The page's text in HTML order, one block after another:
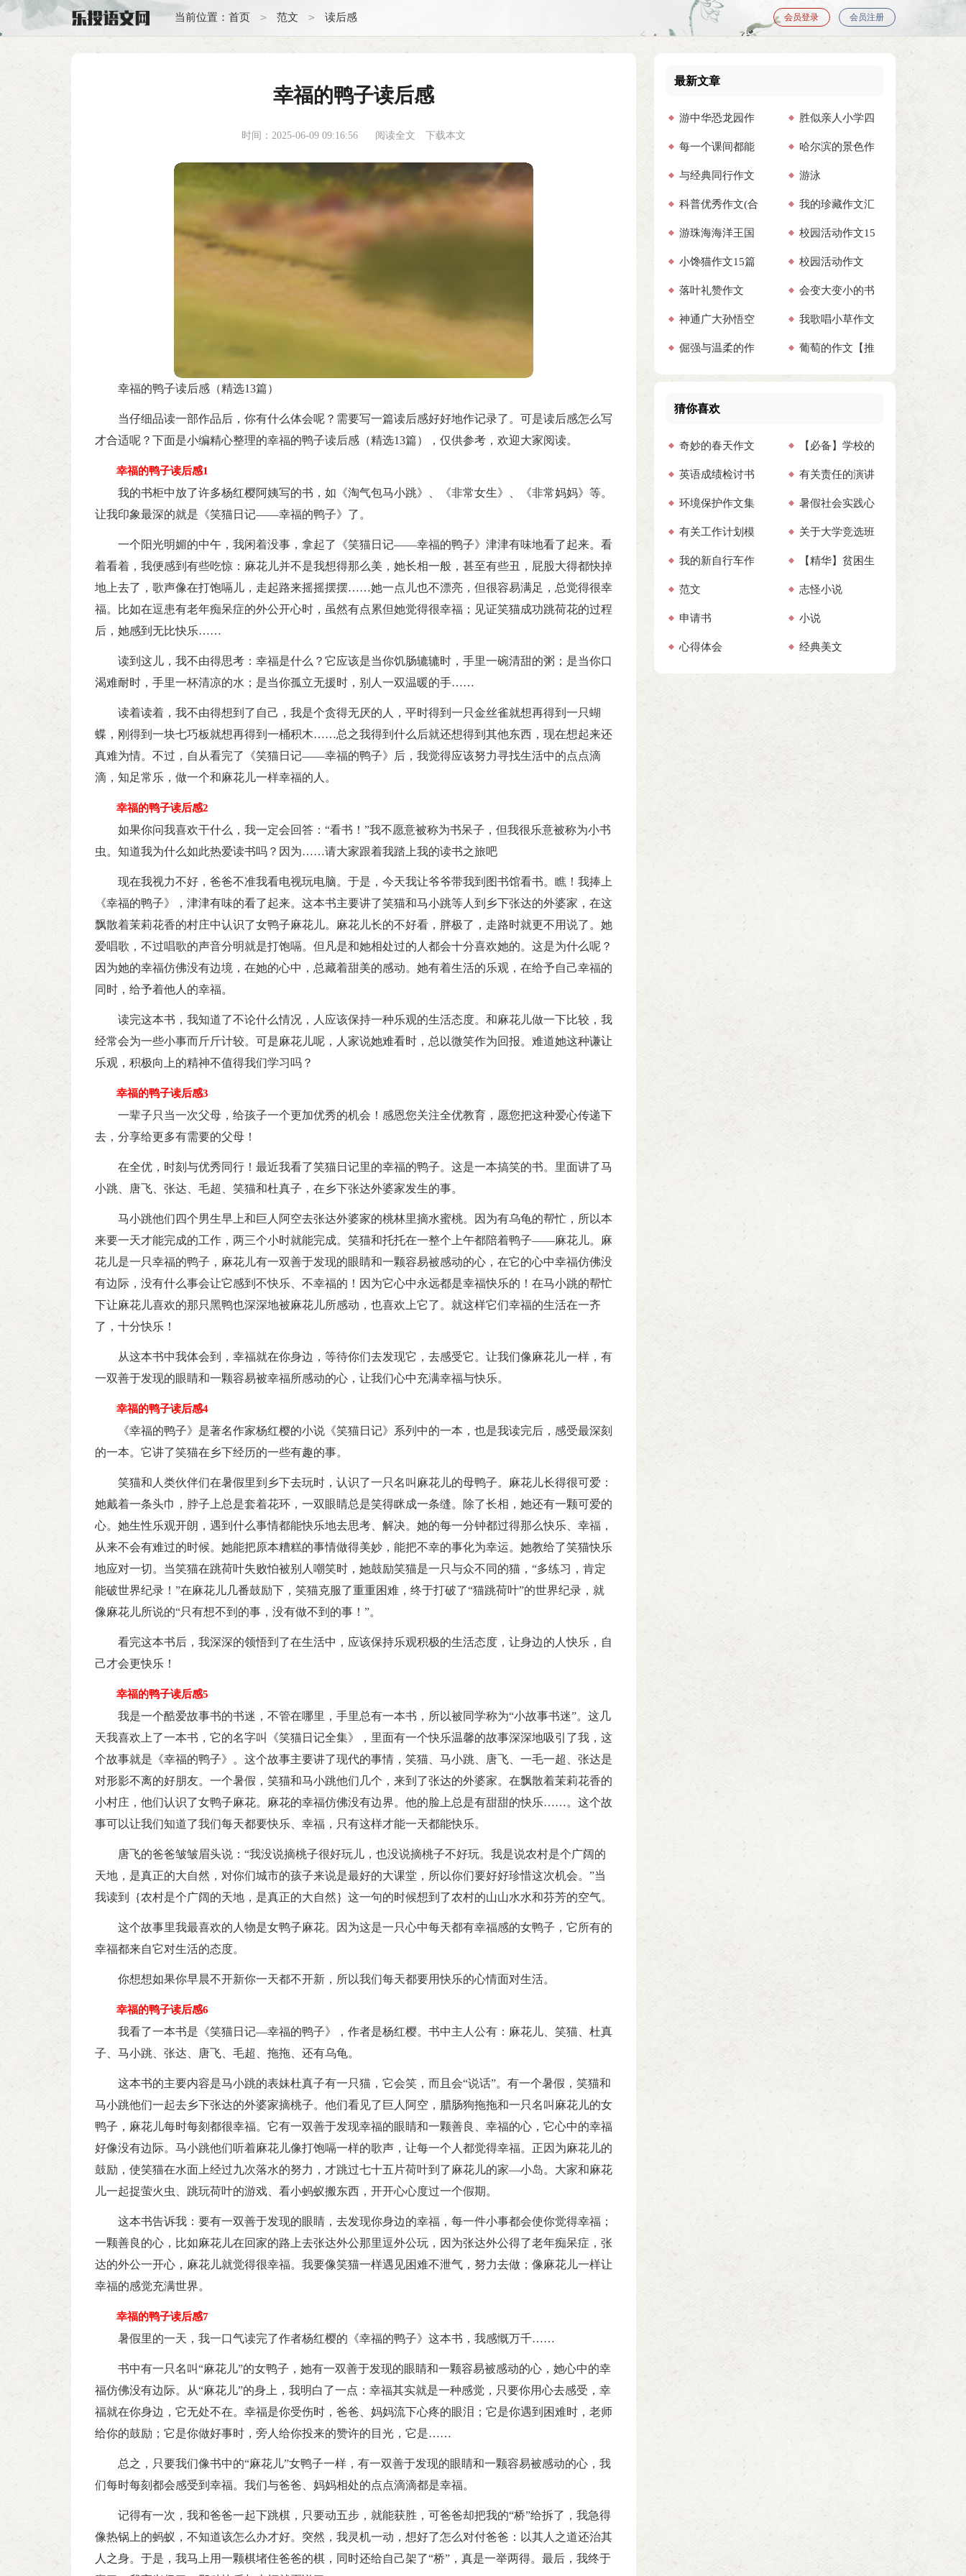
当前位置： 首页 > 范文 > 读后感 会员登录 会员注册
幸福的鸭子读后感
时间：2025-06-09 09:16:56 阅读全文 下载本文
幸福的鸭子读后感（精选13篇）
当仔细品读一部作品后，你有什么体会呢？需要写一篇读后感好好地作记录了。可是读后感怎么写
才合适呢？下面是小编精心整理的幸福的鸭子读后感（精选13篇），仅供参考，欢迎大家阅读。
幸福的鸭子读后感1
我的书柜中放了许多杨红樱阿姨写的书，如《淘气包马小跳》、《非常女生》、《非常妈妈》等。
让我印象最深的就是《笑猫日记——幸福的鸭子》了。
一个阳光明媚的中午，我闲着没事，拿起了《笑猫日记——幸福的鸭子》津津有味地看了起来。看
着看着，我便感到有些吃惊：麻花儿并不是我想得那么美，她长相一般，甚至有些丑，屁股大得都快掉
地上去了，歌声像在打饱嗝儿，走起路来摇摇摆摆……她一点儿也不漂亮，但很容易满足，总觉得很幸
福。比如在逗患有老年痴呆症的外公开心时，虽然有点累但她觉得很幸福；见证笑猫成功跳荷花的过程
后，她感到无比快乐……
读到这儿，我不由得思考：幸福是什么？它应该是当你饥肠辘辘时，手里一碗清甜的粥；是当你口
渴难耐时，手里一杯清凉的水；是当你孤立无援时，别人一双温暖的手……
读着读着，我不由得想到了自己，我是个贪得无厌的人，平时得到一只金丝雀就想再得到一只蝴
蝶，刚得到一块七巧板就想再得到一桶积木……总之我得到什么后就还想得到其他东西，现在想起来还
真难为情。不过，自从看完了《笑猫日记——幸福的鸭子》后，我觉得应该努力寻找生活中的点点滴
滴，知足常乐，做一个和麻花儿一样幸福的人。
幸福的鸭子读后感2
如果你问我喜欢干什么，我一定会回答：“看书！”我不愿意被称为书呆子，但我很乐意被称为小书
虫。知道我为什么如此热爱读书吗？因为……请大家跟着我踏上我的读书之旅吧
现在我视力不好，爸爸不准我看电视玩电脑。于是，今天我让爷爷带我到图书馆看书。瞧！我捧上
《幸福的鸭子》，津津有味的看了起来。这本书主要讲了笑猫和马小跳等人到乡下张达的外婆家，在这
飘散着茉莉花香的村庄中认识了女鸭子麻花儿。麻花儿长的不好看，胖极了，走路时就更不用说了。她
爱唱歌，不过唱歌的声音分明就是打饱嗝。但凡是和她相处过的人都会十分喜欢她的。这是为什么呢？
因为她的幸福仿佛没有边境，在她的心中，总藏着甜美的感动。她有着生活的乐观，在给予自己幸福的
同时，给予着他人的幸福。
读完这本书，我知道了不论什么情况，人应该保持一种乐观的生活态度。和麻花儿做一下比较，我
经常会为一些小事而斤斤计较。可是麻花儿呢，人家说她难看时，总以微笑作为回报。难道她这种谦让
乐观，积极向上的精神不值得我们学习吗？
幸福的鸭子读后感3
一辈子只当一次父母，给孩子一个更加优秀的机会！感恩您关注全优教育，愿您把这种爱心传递下
去，分享给更多有需要的父母！
在全优，时刻与优秀同行！最近我看了笑猫日记里的幸福的鸭子。这是一本搞笑的书。里面讲了马
小跳、唐飞、张达、毛超、笑猫和杜真子，在乡下张达外婆家发生的事。
马小跳他们四个男生早上和巨人阿空去张达外婆家的桃林里摘水蜜桃。因为有乌龟的帮忙，所以本
来要一天才能完成的工作，两三个小时就能完成。笑猫和托托在一整个上午都陪着鸭子——麻花儿。麻
花儿是一只幸福的鸭子，麻花儿有一双善于发现的眼睛和一颗容易被感动的心，在它的心中幸福仿佛没
有边际，没有什么事会让它感到不快乐、不幸福的！因为它心中永远都是幸福快乐的！在马小跳的帮忙
下让麻花儿喜欢的那只黑鸭也深深地被麻花儿所感动，也喜欢上它了。就这样它们幸福的生活在一齐
了，十分快乐！
从这本书中我体会到，幸福就在你身边，等待你们去发现它，去感受它。让我们像麻花儿一样，有
一双善于发现的眼睛和一颗容易被幸福所感动的心，让我们心中充满幸福与快乐。
幸福的鸭子读后感4
《幸福的鸭子》是著名作家杨红樱的小说《笑猫日记》系列中的一本，也是我读完后，感受最深刻
的一本。它讲了笑猫在乡下经历的一些有趣的事。
笑猫和人类伙伴们在暑假里到乡下去玩时，认识了一只名叫麻花儿的母鸭子。麻花儿长得很可爱：
她戴着一条头巾，脖子上总是套着花环，一双眼睛总是笑得眯成一条缝。除了长相，她还有一颗可爱的
心。她生性乐观开朗，遇到什么事情都能快乐地去思考、解决。她的每一分钟都过得那么快乐、幸福，
从来不会有难过的时候。她能把原本糟糕的事情做得美妙，能把不幸的事化为幸运。她教给了笑猫快乐
地应对一切。当笑猫在跳荷叶失败怕被别人嘲笑时，她鼓励笑猫是一只与众不同的猫，“多练习，肯定
能破世界纪录！”在麻花儿几番鼓励下，笑猫克服了重重困难，终于打破了“猫跳荷叶”的世界纪录，就
像麻花儿所说的“只有想不到的事，没有做不到的事！”。
看完这本书后，我深深的领悟到了在生活中，应该保持乐观积极的生活态度，让身边的人快乐，自
己才会更快乐！
幸福的鸭子读后感5
我是一个酷爱故事书的书迷，不管在哪里，手里总有一本书，所以被同学称为“小故事书迷”。这几
天我喜欢上了一本书，它的名字叫《笑猫日记全集》，里面有一个快乐温馨的故事深深地吸引了我，这
个故事就是《幸福的鸭子》。这个故事主要讲了现代的事情，笑猫、马小跳、唐飞、一毛一超、张达是
对形影不离的好朋友。一个暑假，笑猫和马小跳他们几个，来到了张达的外婆家。在飘散着茉莉花香的
小村庄，他们认识了女鸭子麻花。麻花的幸福仿佛没有边界。他的脸上总是有甜甜的快乐……。这个故
事可以让我们知道了我们每天都要快乐、幸福，只有这样才能一天都能快乐。
唐飞的爸爸皱皱眉头说：“我没说摘桃子很好玩儿，也没说摘桃子不好玩。我是说农村是个广阔的
天地，是真正的大自然，对你们城市的孩子来说是最好的大课堂，所以你们要好好珍惜这次机会。”当
我读到｛农村是个广阔的天地，是真正的大自然｝这一句的时候想到了农村的山山水水和芬芳的空气。
这个故事里我最喜欢的人物是女鸭子麻花。因为这是一只心中每天都有幸福感的女鸭子，它所有的
幸福都来自它对生活的态度。
你想想如果你早晨不开新你一天都不开新，所以我们每天都要用快乐的心情面对生活。
幸福的鸭子读后感6
我看了一本书是《笑猫日记—幸福的鸭子》，作者是杨红樱。书中主人公有：麻花儿、笑猫、杜真
子、马小跳、张达、唐飞、毛超、拖拖、还有乌龟。
这本书的主要内容是马小跳的表妹杜真子有一只猫，它会笑，而且会“说话”。有一个暑假，笑猫和
马小跳他们一起去乡下张达的外婆家摘桃子。他们看见了巨人阿空，腊肠狗拖拖和一只名叫麻花儿的女
鸭子，麻花儿每时每刻都很幸福。它有一双善于发现幸福的眼睛和一颗善良、幸福的心，它心中的幸福
好像没有边际。马小跳他们听着麻花儿像打饱嗝一样的歌声，让每一个人都觉得幸福。正因为麻花儿的
鼓励，使笑猫在水面上经过九次落水的努力，才跳过七十五片荷叶到了麻花儿的家—小岛。大家和麻花
儿一起捉萤火虫、跳玩荷叶的游戏、看小蚂蚁搬东西，开开心心度过一个假期。
这本书告诉我：要有一双善于发现的眼睛，去发现你身边的幸福，每一件小事都会使你觉得幸福；
一颗善良的心，比如麻花儿在回家的路上去张达外公那里逗外公玩，因为张达外公得了老年痴呆症，张
达的外公一开心，麻花儿就觉得很幸福。我要像笑猫一样遇见困难不泄气，努力去做；像麻花儿一样让
幸福的感觉充满世界。
幸福的鸭子读后感7
暑假里的一天，我一口气读完了作者杨红樱的《幸福的鸭子》这本书，我感慨万千……
书中有一只名叫“麻花儿”的女鸭子，她有一双善于发现的眼睛和一颗容易被感动的心，她心中的幸
福仿佛没有边际。从“麻花儿”的身上，我明白了一点：幸福其实就是一种感觉，只要你用心去感受，幸
福就在你身边，它无处不在。幸福是你受伤时，爸爸、妈妈流下心疼的眼泪；它是你遇到困难时，老师
给你的鼓励；它是你做好事时，旁人给你投来的赞许的目光，它是……
总之，只要我们像书中的“麻花儿”女鸭子一样，有一双善于发现的眼睛和一颗容易被感动的心，我
们每时每刻都会感受到幸福。我们与爸爸、妈妈相处的点点滴滴都是幸福。
记得有一次，我和爸爸一起下跳棋，只要动五步，就能获胜，可爸爸却把我的“桥”给拆了，我急得
像热锅上的蚂蚁，不知道该怎么办才好。突然，我灵机一动，想好了怎么对付爸爸：以其人之道还治其
人之身。于是，我马上用一颗棋堵住爸爸的棋，同时还给自己架了“桥”，真是一举两得。最后，我终于
最新文章
游中华恐龙园作
文（通用40篇）
胜似亲人小学四
年级500字作文
每一个课间都能
不同作文600字
哈尔滨的景色作
文3篇
与经典同行作文
(合集13篇)
游泳
科普优秀作文(合
集15篇)
我的珍藏作文汇
编15篇
游珠海海洋王国
的小学生作文
校园活动作文15
篇
小馋猫作文15篇 校园活动作文
落叶礼赞作文 会变大变小的书
包作文(集合13篇)
神通广大孙悟空
作文
我歌唱小草作文
倔强与温柔的作
文
葡萄的作文【推
荐】
猜你喜欢
奇妙的春天作文 【必备】学校的
教学工作计划合集九
篇
英语成绩检讨书
（通用23篇）
有关责任的演讲
稿模板锦集五篇
环境保护作文集
合15篇
暑假社会实践心
得
有关工作计划模
板集合八篇
关于大学竞选班
长竞选稿集锦9篇
我的新自行车作
文(14篇)
【精华】贫困生
申请书合集九篇
范文 志怪小说
申请书 小说
心得体会 经典美文